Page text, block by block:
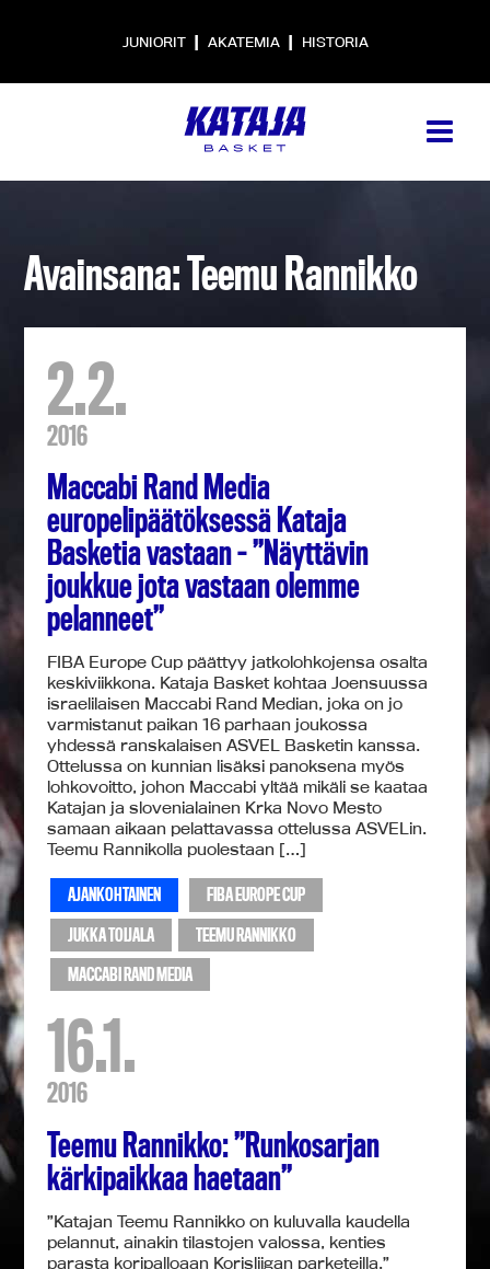
JUNIORIT | AKATEMIA | HISTORIA
Avainsana: Teemu Rannikko
2.2.
2016
Maccabi Rand Media
europelipäätöksessä Kataja
Basketia vastaan – ”Näyttävin
joukkue jota vastaan olemme
pelanneet”
FIBA Europe Cup päättyy jatkolohkojensa osalta
keskiviikkona. Kataja Basket kohtaa Joensuussa
israelilaisen Maccabi Rand Median, joka on jo
varmistanut paikan 16 parhaan joukossa
yhdessä ranskalaisen ASVEL Basketin kanssa.
Ottelussa on kunnian lisäksi panoksena myös
lohkovoitto, johon Maccabi yltää mikäli se kaataa
Katajan ja slovenialainen Krka Novo Mesto
samaan aikaan pelattavassa ottelussa ASVELin.
Teemu Rannikolla puolestaan […]
AJANKOHTAINEN
FIBA EUROPE CUP
JUKKA TOIJALA
TEEMU RANNIKKO
MACCABI RAND MEDIA
16.1.
2016
Teemu Rannikko: ”Runkosarjan
kärkipaikkaa haetaan”
”Katajan Teemu Rannikko on kuluvalla kaudella
pelannut, ainakin tilastojen valossa, kenties
parasta koripalloaan Korisliigan parketeilla.”